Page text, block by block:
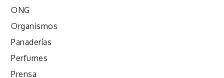
ONG
Organismos
Panaderías
Perfumes
Prensa